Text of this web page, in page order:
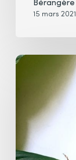
Bérangère
15 mars 2021
L’hydrolat
d’Oranger